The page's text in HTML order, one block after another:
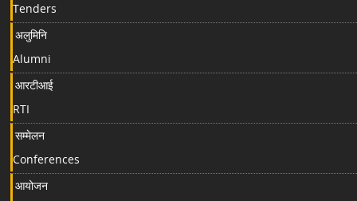
Tenders
अलुमिनि
Alumni
आरटीआई
RTI
सम्मेलन
Conferences
आयोजन